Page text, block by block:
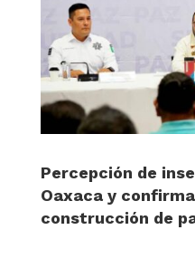
Percepción de
Oaxaca y
construcción de